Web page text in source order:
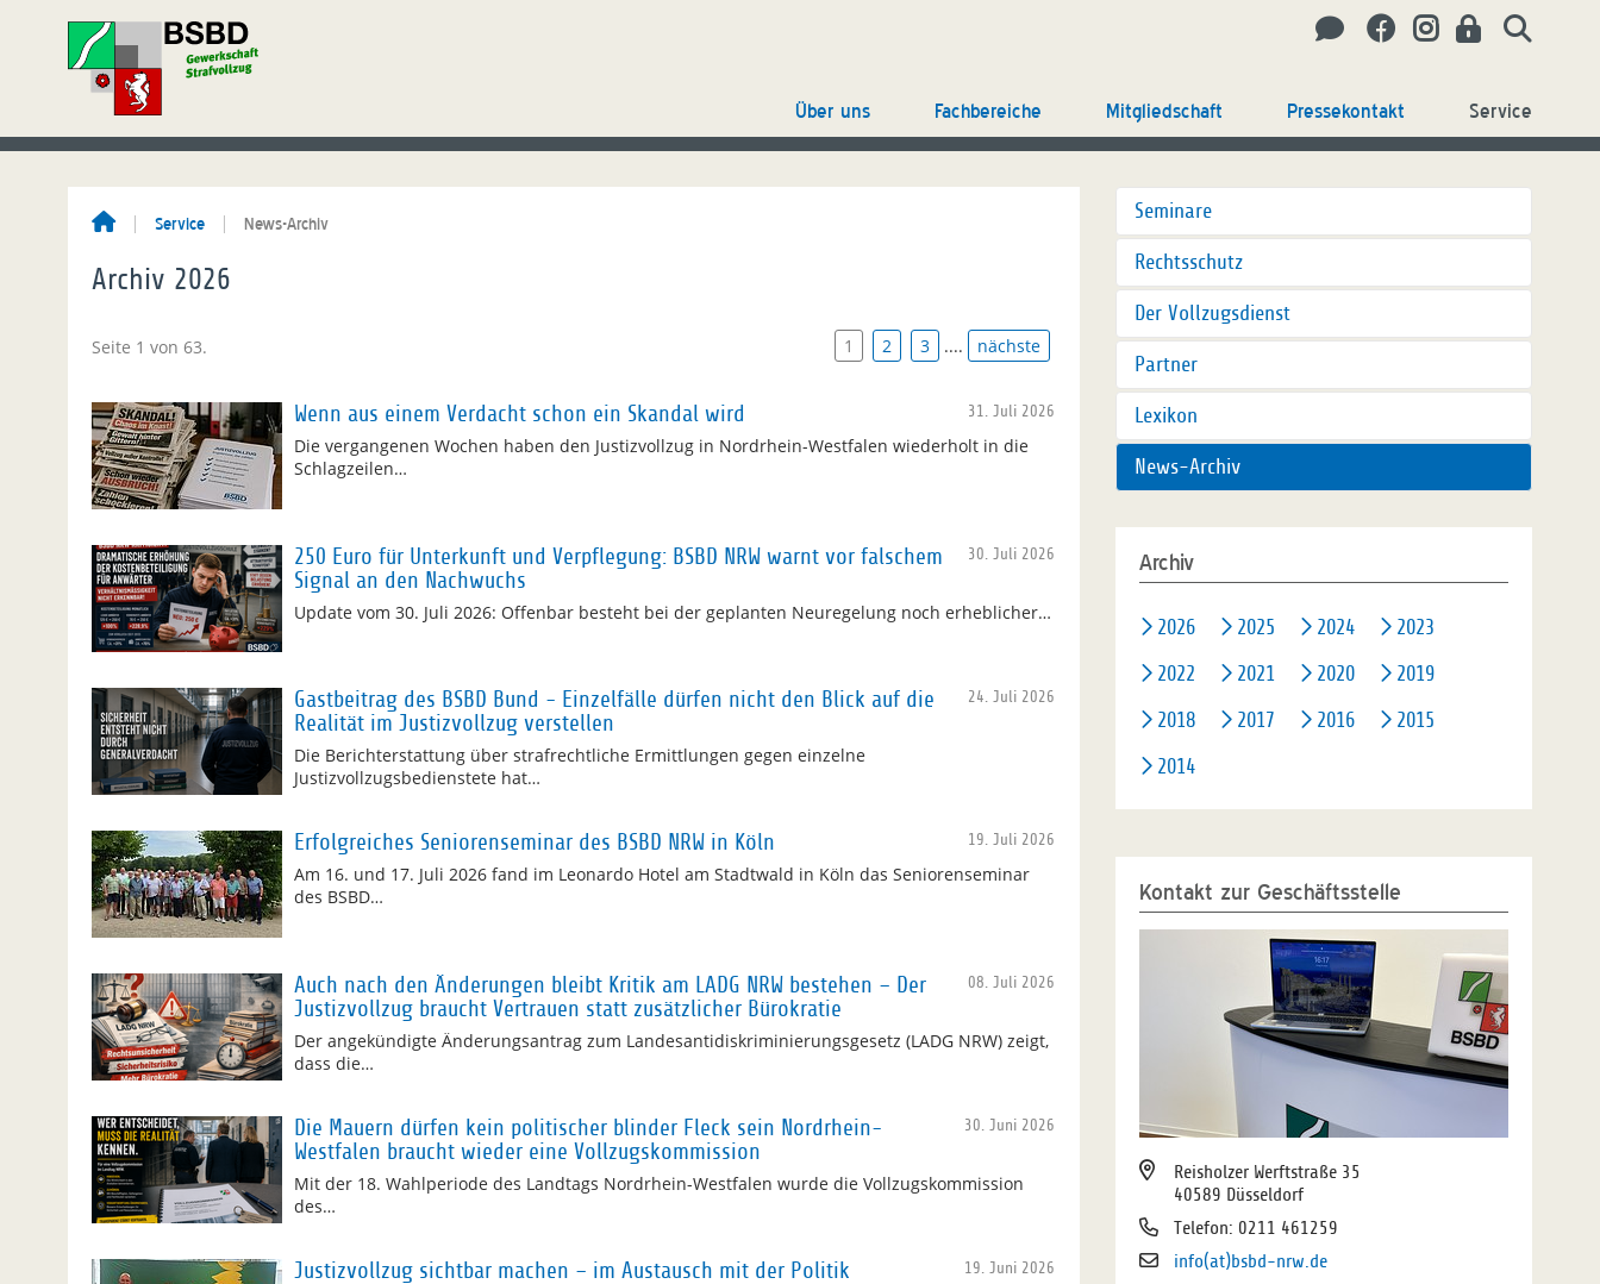
Über uns Fachbereiche Mitgliedschaft Pressekontakt Service
Service News-Archiv
Archiv 2026
Seite 1 von 63. 1 2 3 .... nächste
31. Juli 2026
Wenn aus einem Verdacht schon ein Skandal wird
Die vergangenen Wochen haben den Justizvollzug in Nordrhein-Westfalen wiederholt in die
Schlagzeilen…
30. Juli 2026
250 Euro für Unterkunft und Verpflegung: BSBD NRW warnt vor falschem
Signal an den Nachwuchs
Update vom 30. Juli 2026: Offenbar besteht bei der geplanten Neuregelung noch erheblicher…
24. Juli 2026
Gastbeitrag des BSBD Bund - Einzelfälle dürfen nicht den Blick auf die
Realität im Justizvollzug verstellen
Die Berichterstattung über strafrechtliche Ermittlungen gegen einzelne
Justizvollzugsbedienstete hat…
19. Juli 2026
Erfolgreiches Seniorenseminar des BSBD NRW in Köln
Am 16. und 17. Juli 2026 fand im Leonardo Hotel am Stadtwald in Köln das Seniorenseminar
des BSBD…
08. Juli 2026
Auch nach den Änderungen bleibt Kritik am LADG NRW bestehen – Der
Justizvollzug braucht Vertrauen statt zusätzlicher Bürokratie
Der angekündigte Änderungsantrag zum Landesantidiskriminierungsgesetz (LADG NRW) zeigt,
dass die…
30. Juni 2026
Die Mauern dürfen kein politischer blinder Fleck sein Nordrhein-
Westfalen braucht wieder eine Vollzugskommission
Mit der 18. Wahlperiode des Landtags Nordrhein-Westfalen wurde die Vollzugskommission
des…
19. Juni 2026
Justizvollzug sichtbar machen – im Austausch mit der Politik
Seminare
Rechtsschutz
Der Vollzugsdienst
Partner
Lexikon
News-Archiv
Archiv
2026 2025 2024 2023
2022 2021 2020 2019
2018 2017 2016 2015
2014
Kontakt zur Geschäftsstelle
Reisholzer Werftstraße 35
40589 Düsseldorf
Telefon: 0211 461259
info(at)bsbd-nrw.de